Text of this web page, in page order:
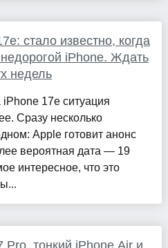
стало известно, когда
iPhone. Ждать
недель
17e ситуация
Сразу несколько
Apple готовит анонс
вероятная дата — 19
интересное, что это
тонкий iPhone Air и